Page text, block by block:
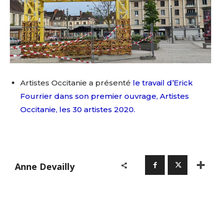
Artistes Occitanie a présenté le travail d’Erick
Fourrier dans son premier ouvrage, Artistes
Occitanie, les 30 artistes 2020.
Anne Devailly